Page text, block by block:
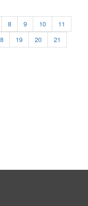
8 9 10
11
19 20
21